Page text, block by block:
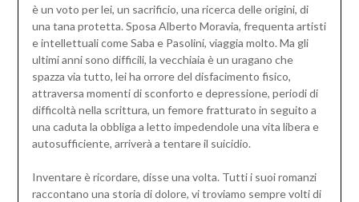
è un voto per lei, un sacrificio, una ricerca delle origini, di
una tana protetta. Sposa Alberto Moravia, frequenta artisti
e intellettuali come Saba e Pasolini, viaggia molto. Ma gli
ultimi anni sono difficili, la vecchiaia è un uragano che
spazza via tutto, lei ha orrore del disfacimento fisico,
attraversa momenti di sconforto e depressione, periodi di
difficoltà nella scrittura, un femore fratturato in seguito a
una caduta la obbliga a letto impedendole una vita libera e
autosufficiente, arriverà a tentare il suicidio.
Inventare è ricordare, disse una volta. Tutti i suoi romanzi
raccontano una storia di dolore, vi troviamo sempre volti di